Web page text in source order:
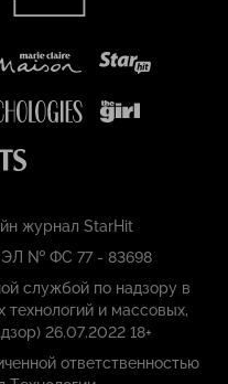
журнал StarHit
ЭЛ № ФС 77 - 83698
службой по надзору в
и массовых,
26.07.2022 18+
ответственностью